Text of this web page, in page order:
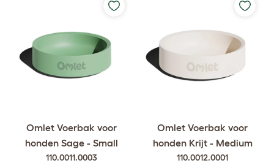
Omlet Voerbak voor
honden Sage - Small
110.0011.0003
Omlet Voerbak voor
honden Krijt - Medium
110.0012.0001